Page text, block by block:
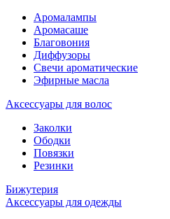
Аромалампы
Аромасаше
Благовония
Диффузоры
Свечи ароматические
Эфирные масла
Аксессуары для волос
Заколки
Ободки
Повязки
Резинки
Бижутерия
Аксессуары для одежды